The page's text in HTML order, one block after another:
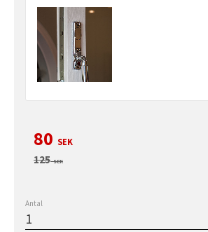
Nedsatt pris:
80 SEK
Ordinarie pris:
125SEK
Antal